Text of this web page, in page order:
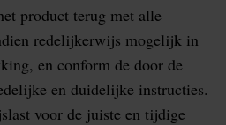
product terug met alle
redelijkerwijs mogelijk in
en conform de door de
en duidelijke instructies.
voor de juiste en tijdige